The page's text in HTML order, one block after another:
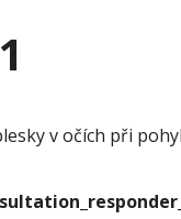
v očích při